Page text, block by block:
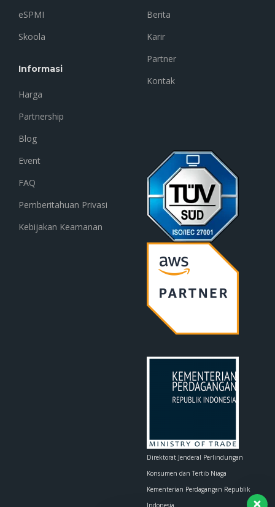
eSPMI
Skoola
Informasi
Harga
Partnership
Blog
Event
FAQ
Pemberitahuan Privasi
Kebijakan Keamanan
Berita
Karir
Partner
Kontak
Direktorat Jenderal Perlindungan
Konsumen dan Tertib Niaga
Kementerian Perdagangan Republik
Indonesia